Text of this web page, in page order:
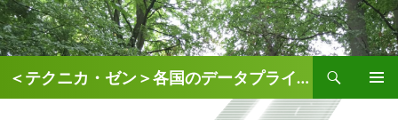
＜テクニカ・ゼン＞各国のデータプライバシー、AI関連情報
索